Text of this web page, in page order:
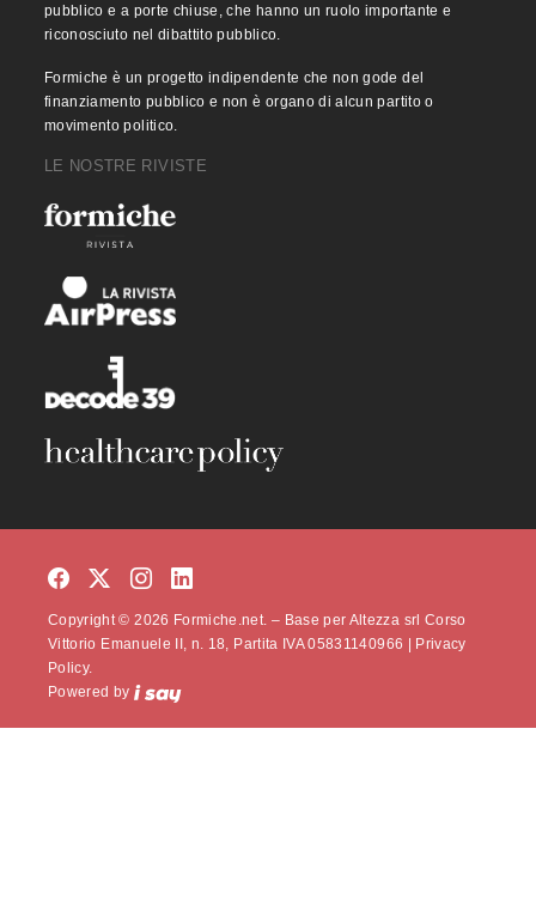
pubblico e a porte chiuse, che hanno un ruolo importante e
riconosciuto nel dibattito pubblico.
Formiche è un progetto indipendente che non gode del
finanziamento pubblico e non è organo di alcun partito o
movimento politico.
LE NOSTRE RIVISTE
Copyright © 2026 Formiche.net. – Base per Altezza srl Corso
Vittorio Emanuele II, n. 18, Partita IVA 05831140966 |
Privacy
Policy.
Powered by